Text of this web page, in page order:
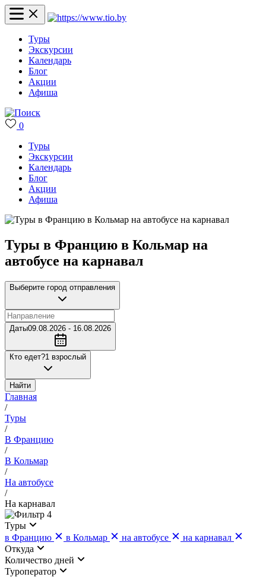
Туры
Экскурсии
Календарь
Блог
Акции
Афиша
0
Туры
Экскурсии
Календарь
Блог
Акции
Афиша
Туры в Францию в Кольмар на
автобусе на карнавал
Выберите город отправления
Даты09.08.2026 - 16.08.2026
Кто едет?1 взрослый
Найти
Главная
/
Туры
/
В Францию
/
В Кольмар
/
На автобусе
/
На карнавал
4
Туры
в Францию
в Кольмар на автобусе
на карнавал
Откуда
Количество дней
Туроператор